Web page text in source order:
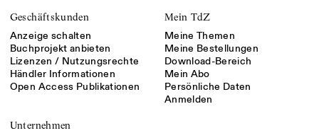
Geschäftskunden
Anzeige schalten
Buchprojekt anbieten
Lizenzen / Nutzungsrechte
Händler Informationen
Open Access Publikationen
Mein TdZ
Meine Themen
Meine Bestellungen
Download-Bereich
Mein Abo
Persönliche Daten
Anmelden
Unternehmen